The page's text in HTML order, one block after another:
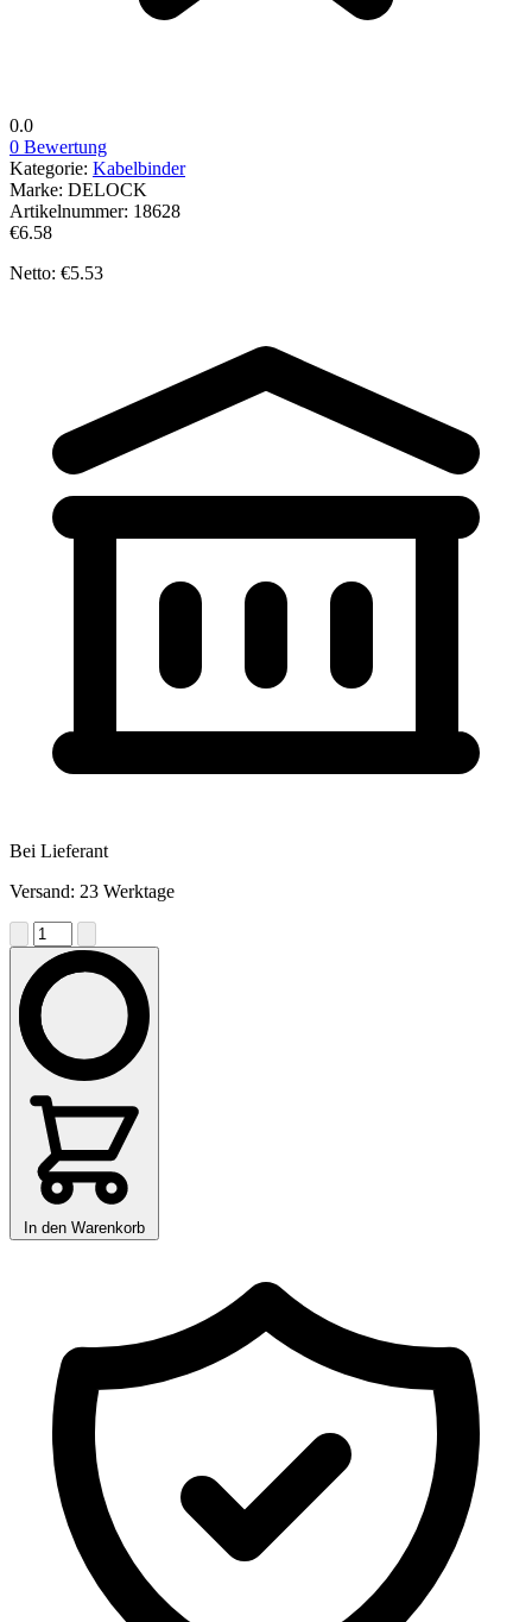
0.0
0 Bewertung
Kategorie: Kabelbinder
Marke: DELOCK
Artikelnummer: 18628
€6.58
Netto: €5.53
Bei Lieferant
Versand: 23 Werktage
In den Warenkorb